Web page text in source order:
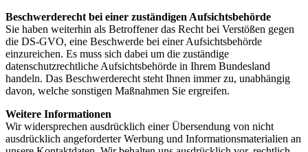
Beschwerderecht bei einer zuständigen Aufsichtsbehörde
Sie haben weiterhin als Betroffener das Recht bei Verstößen gegen
die DS-GVO, eine Beschwerde bei einer Aufsichtsbehörde
einzureichen. Es muss sich dabei um die zuständige
datenschutzrechtliche Aufsichtsbehörde in Ihrem Bundesland
handeln. Das Beschwerderecht steht Ihnen immer zu, unabhängig
davon, welche sonstigen Maßnahmen Sie ergreifen.
Weitere Informationen
Wir widersprechen ausdrücklich einer Übersendung von nicht
ausdrücklich angeforderter Werbung und Informationsmaterialien an